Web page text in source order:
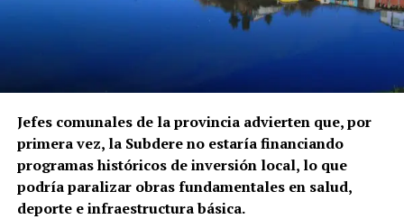
Jefes comunales de la provincia advierten que, por
primera vez, la Subdere no estaría financiando
programas históricos de inversión local, lo que
podría paralizar obras fundamentales en salud,
deporte e infraestructura básica.